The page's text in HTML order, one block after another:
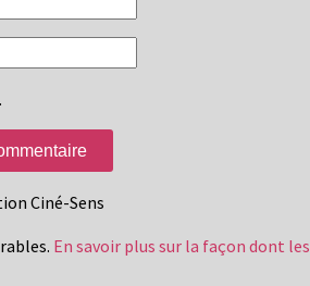
Ciné-Sens
En savoir plus sur la façon dont les